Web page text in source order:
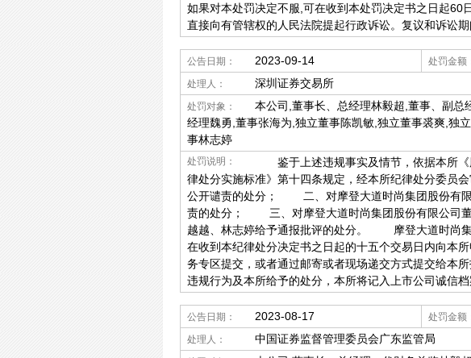
如果对本处罚决定不服,可在收到本处罚决定书之日起
直接向有管辖权的人民法院提起行政诉讼。复议和诉讼期
公告日期： 2023-09-14 处罚金额
处理人： 深圳证券交易所
处罚对象：
本公司,董事长、总经理林毅超,董事、副总
经理魏勇,董事张海为,独立董事陈凯敏,独立董事裘爽,独
事林志婷
处罚说明：
鉴于上述违规事实及情节，依据本所《
律处分实施标准》第十四条规定，经本所纪律处分委
公开谴责的处分； 二、对摩登大道时尚集团股份有限
责的处分； 三、对摩登大道时尚集团股份有限公司董
越越、林志婷给予通报批评的处分。 摩登大道时尚集
在收到本纪律处分决定书之日起的十五个交易日内向本
务专区提交，或者通过邮寄或者现场递交方式提交给
违规行为及本所给予的处分，本所将记入上市公司诚信档
公告日期： 2023-08-17 处罚金额
处理人： 中国证券监督管理委员会广东监管局